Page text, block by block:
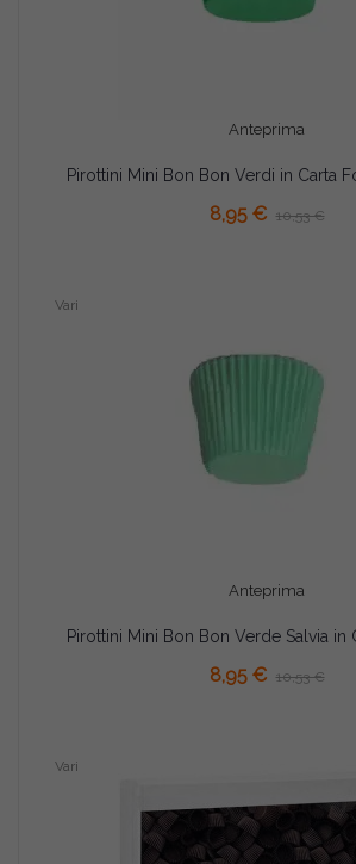
Anteprima
8,95 € 10,53 €
Anteprima
Vari
8,95 € 10,53 €
Vari